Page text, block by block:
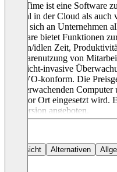
WorkTime ist eine Software
sowohl in der Cloud als
richtet sich an Unternehmen
Software bietet Funktionen
aktiven/idlen Zeit,
Softwarenutzung von
eine nicht-invasive
DSGVO-konform. Die
zu überwachenden
oder vor Ort eingesetzt wird.
Testversion angeboten.
Übersicht Alternativen